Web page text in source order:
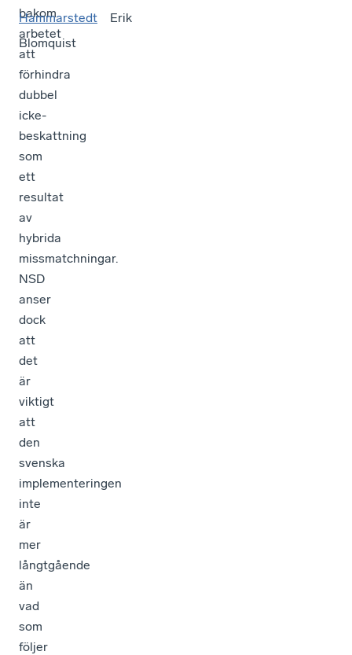
bakom
arbetet
att
förhindra
dubbel
icke-
beskattning
som
ett
resultat
av
hybrida
missmatchningar.
NSD
anser
dock
att
det
är
viktigt
att
den
svenska
implementeringen
inte
är
mer
långtgående
än
vad
som
följer
Hammarstedt
Erik
Blomquist